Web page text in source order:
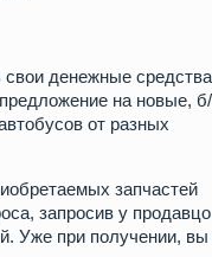
денежные
на новые,
от разных
запчастей
запросив у
Уже при получении, вы